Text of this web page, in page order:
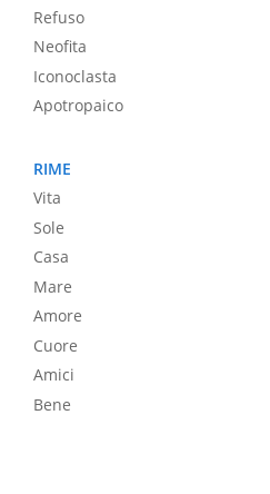
Refuso
Neofita
Iconoclasta
Apotropaico
RIME
Vita
Sole
Casa
Mare
Amore
Cuore
Amici
Bene